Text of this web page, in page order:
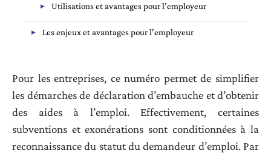
Utilisations et avantages pour l’employeur
Les enjeux et avantages pour l’employeur
Pour les entreprises, ce numéro permet de simplifier
les démarches de déclaration d’embauche et d’obtenir
des aides à l’emploi. Effectivement, certaines
subventions et exonérations sont conditionnées à la
reconnaissance du statut du demandeur d’emploi. Par